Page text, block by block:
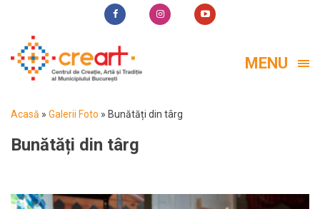
MENU
Acasă » Galerii Foto » Bunătăți din târg
Bunătăți din târg